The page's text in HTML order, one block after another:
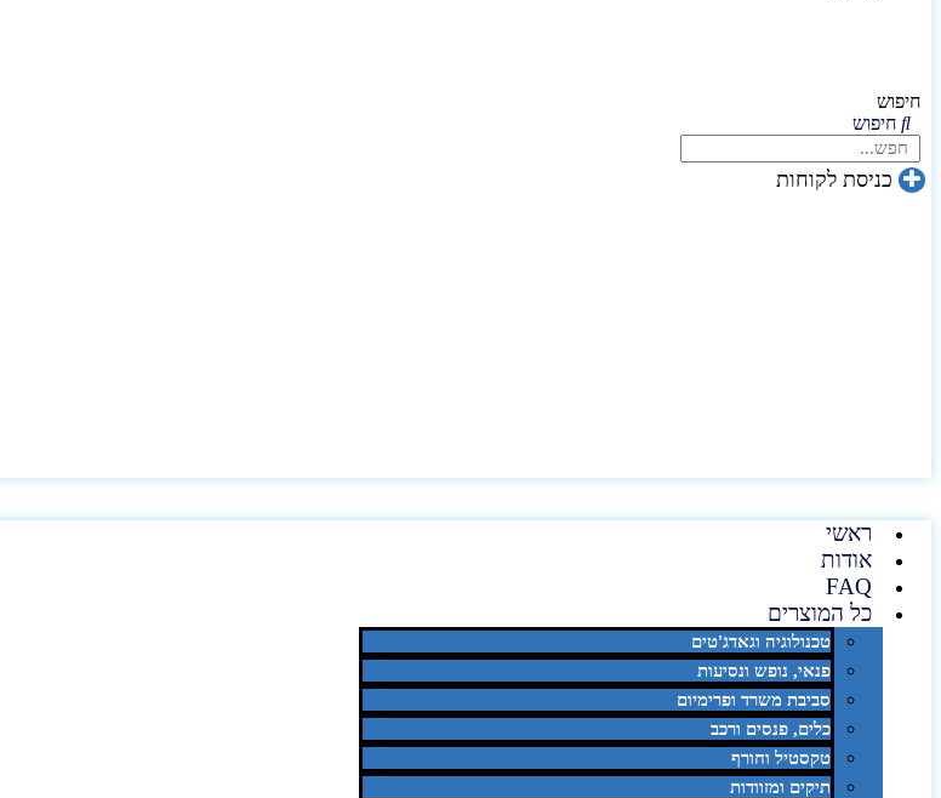
חיפוש
חיפוש
כניסת לקוחות
ראשי
אודות
FAQ
כל המוצרים
טכנולוגיה וגאדג'טים
פנאי, נופש ונסיעות
סביבת משרד ופרימיום
כלים, פנסים ורכב
טקסטיל וחורף
תיקים ומזוודות